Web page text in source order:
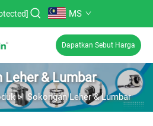
MS
Dapatkan Sebut Harga
Leher & Lumbar
>Sokongan Leher & Lumbar